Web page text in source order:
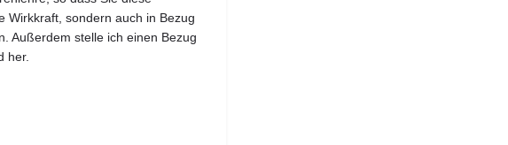
Wirkkraft, sondern auch in Bezug
Außerdem stelle ich einen Bezug
her.